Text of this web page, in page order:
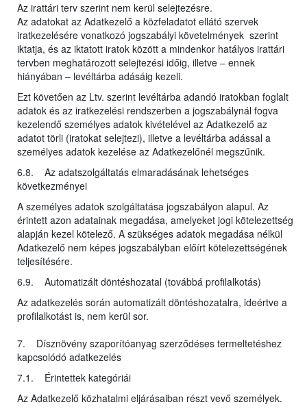
Az irattári terv szerint nem kerül selejtezésre.
Az adatokat az Adatkezelő a közfeladatot ellátó szervek
iratkezelésére vonatkozó jogszabályi követelmények szerint
iktatja, és az iktatott iratok között a mindenkor hatályos irattári
tervben meghatározott selejtezési időig, illetve – ennek
hiányában – levéltárba adásáig kezeli.
Ezt követően az Ltv. szerint levéltárba adandó iratokban foglalt
adatok és az iratkezelési rendszerben a jogszabálynál fogva
kezelendő személyes adatok kivételével az Adatkezelő az
adatot törli (iratokat selejtezi), illetve a levéltárba adással a
személyes adatok kezelése az Adatkezelőnél megszűnik.
6.8. Az adatszolgáltatás elmaradásának lehetséges
következményei
A személyes adatok szolgáltatása jogszabályon alapul. Az
érintett azon adatainak megadása, amelyeket jogi kötelezettség
alapján kezel kötelező. A szükséges adatok megadása nélkül
Adatkezelő nem képes jogszabályban előírt kötelezettségének
teljesítésére.
6.9. Automatizált döntéshozatal (továbbá profilalkotás)
Az adatkezelés során automatizált döntéshozatalra, ideértve a
profilalkotást is, nem kerül sor.
7. Dísznövény szaporítóanyag szerződéses termeltetéshez
kapcsolódó adatkezelés
7.1. Érintettek kategóriái
Az Adatkezelő közhatalmi eljárásaiban részt vevő személyek.